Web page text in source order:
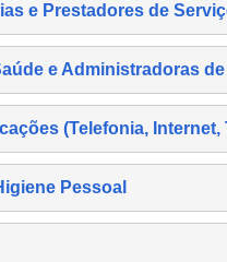
e Prestadores de
e Administradoras
(Telefonia,
Pessoal